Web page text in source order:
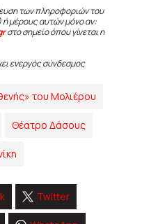
των πληροφοριών του
ή μέρους αυτών μόνο αν:
στο σημείο όπου γίνεται η
ενεργός σύνδεσμος
του Μολιέρου
Θέατρο Δάσους
Twitter